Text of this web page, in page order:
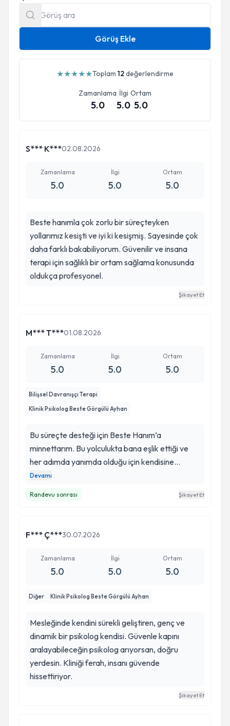
Görüş Ekle
★★★★★Toplam 12değerlendirme
Zamanlama
5.0
İlgi
5.0
Ortam
5.0
S*** K***02.08.2026
Zamanlama
5.0
İlgi
5.0
Ortam
5.0
Beste hanımla çok zorlu bir süreçteyken
yollarımız kesişti ve iyi ki kesişmiş. Sayesinde çok
daha farklı bakabiliyorum. Güvenilir ve insana
terapi için sağlıklı bir ortam sağlama konusunda
oldukça profesyonel.
Şikayet Et
M*** T***01.08.2026
Zamanlama
5.0
İlgi
5.0
Ortam
5.0
Bilişsel Davranışçı Terapi
Klinik Psikolog Beste Görgülü Ayhan
Bu süreçte desteği için Beste Hanım’a
minnettarım. Bu yolculukta bana eşlik ettiği ve
her adımda yanımda olduğu için kendisine
teşekkür ediyorum. İnsan bazen hiç bitmeyecek
Devamı
Randevu sonrası Şikayet Et
F*** Ç***30.07.2026
Zamanlama
5.0
İlgi
5.0
Ortam
5.0
Diğer Klinik Psikolog Beste Görgülü Ayhan
Mesleğinde kendini sürekli geliştiren, genç ve
dinamik bir psikolog kendisi. Güvenle kapını
aralayabileceğin psikolog arıyorsan, doğru
yerdesin. Kliniği ferah, insanı güvende
hissettiriyor.
Şikayet Et